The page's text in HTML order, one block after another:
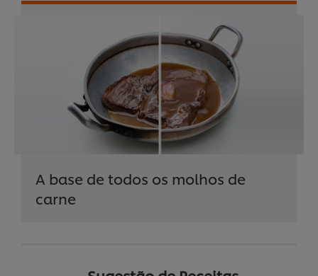
A base de todos os molhos de
carne